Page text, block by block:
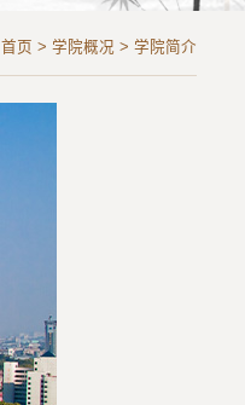
首页 > 学院概况 > 学院简介